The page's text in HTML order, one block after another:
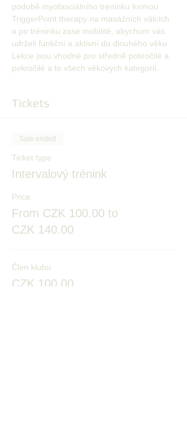
podobě myofasciálního tréninku formou
TriggerPoint therapy na masážních válcích
a po tréninku zase mobilitě, abychom vás
udrželi funkční a aktivní do dlouhého věku.
Lekce jsou vhodné pro středně pokročilé a
pokročilé a to všech věkových kategorií.
Tickets
Sale ended
Ticket type
Intervalový trénink
Price
From CZK 100.00 to
CZK 140.00
Člen klubu
CZK 100.00